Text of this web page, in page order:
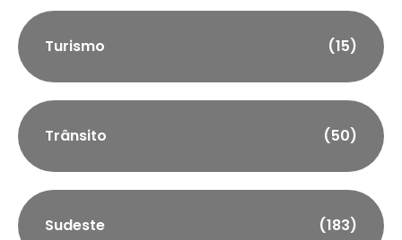
Turismo (15)
Trânsito (50)
Sudeste (183)